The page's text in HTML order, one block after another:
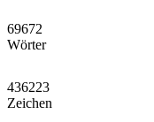
69672
Wörter
436223
Zeichen